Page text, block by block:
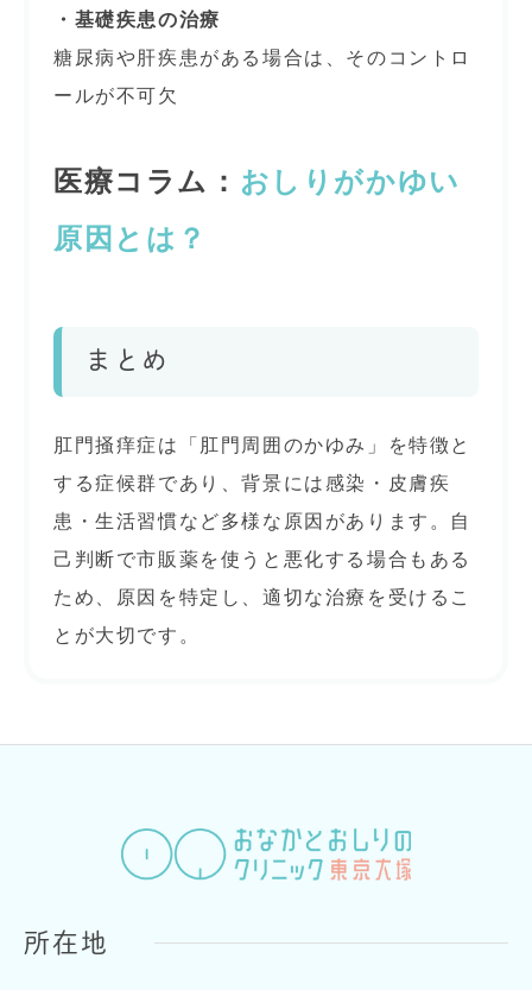
・基礎疾患の治療
糖尿病や肝疾患がある場合は、そのコントロ
ールが不可欠
医療コラム： おしりがかゆい
原因とは？
まとめ
肛門掻痒症は「肛門周囲のかゆみ」を特徴と
する症候群であり、背景には感染・皮膚疾
患・生活習慣など多様な原因があります。自
己判断で市販薬を使うと悪化する場合もある
ため、原因を特定し、適切な治療を受けるこ
とが大切です。
所在地